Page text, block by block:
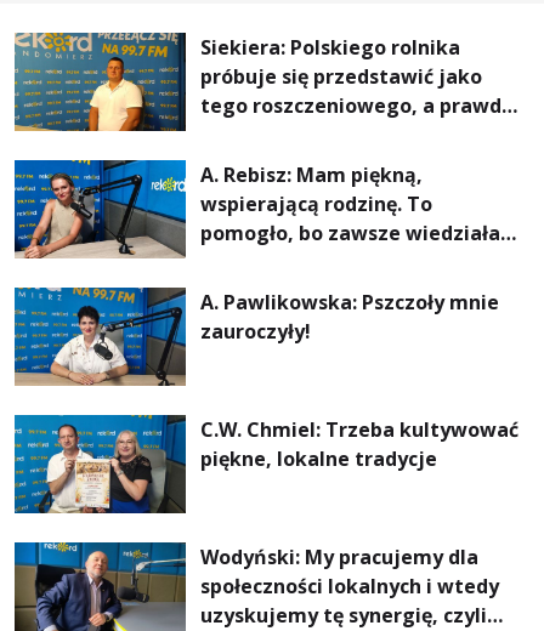
Siekiera: Polskiego rolnika
próbuje się przedstawić jako
tego roszczeniowego, a prawda
A. Rebisz: Mam piękną,
wspierającą rodzinę. To
pomogło, bo zawsze wiedziałam,
najważniejsza
A. Pawlikowska: Pszczoły mnie
zauroczyły!
C.W. Chmiel: Trzeba kultywować
piękne, lokalne tradycje
Wodyński: My pracujemy dla
społeczności lokalnych i wtedy
uzyskujemy tę synergię, czyli